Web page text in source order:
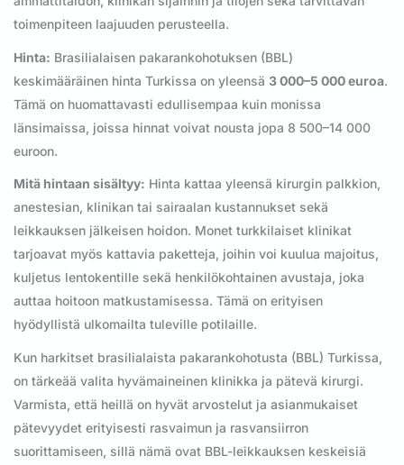
toimenpiteen laajuuden perusteella.
Hinta: Brasilialaisen pakarankohotuksen (BBL)
keskimääräinen hinta Turkissa on yleensä 3 000–5 000 euroa.
Tämä on huomattavasti edullisempaa kuin monissa
länsimaissa, joissa hinnat voivat nousta jopa 8 500–14 000
euroon.
Mitä hintaan sisältyy: Hinta kattaa yleensä kirurgin palkkion,
anestesian, klinikan tai sairaalan kustannukset sekä
leikkauksen jälkeisen hoidon. Monet turkkilaiset klinikat
tarjoavat myös kattavia paketteja, joihin voi kuulua majoitus,
kuljetus lentokentille sekä henkilökohtainen avustaja, joka
auttaa hoitoon matkustamisessa. Tämä on erityisen
hyödyllistä ulkomailta tuleville potilaille.
Kun harkitset brasilialaista pakarankohotusta (BBL) Turkissa,
on tärkeää valita hyvämaineinen klinikka ja pätevä kirurgi.
Varmista, että heillä on hyvät arvostelut ja asianmukaiset
pätevyydet erityisesti rasvaimun ja rasvansiirron
suorittamiseen, sillä nämä ovat BBL-leikkauksen keskeisiä